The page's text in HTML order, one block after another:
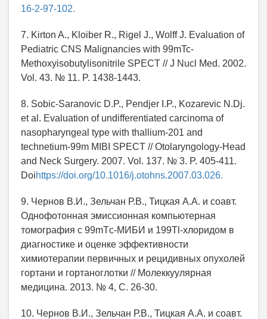
16-2-97-102.
7. Kirton A., Kloiber R., Rigel J., Wolff J. Evaluation of
Pediatric CNS Malignancies with 99mTc-
Methoxyisobutylisonitrile SPECT // J Nucl Med. 2002.
Vol. 43. № 11. P. 1438-1443.
8. Sobic-Saranovic D.P., Pendjer I.P., Kozarevic N.Dj.
et al. Evaluation of undifferentiated carcinoma of
nasopharyngeal type with thallium-201 and
technetium-99m MIBI SPECT // Otolaryngology-Head
and Neck Surgery. 2007. Vol. 137. № 3. P. 405-411.
Doihttps://doi.org/10.1016/j.otohns.2007.03.026.
9. Чернов В.И., Зельчан Р.В., Тицкая А.А. и соавт.
Однофотонная эмиссионная компьютерная
томография с 99mTс-МИБИ и 199Tl-хлоридом в
диагностике и оценке эффективности
химиотерапии первичных и рецидивных опухолей
гортани и гортаноглотки // Молеккуулярная
медицина. 2013. № 4, С. 26-30.
10. Чернов В.И., Зельчан Р.В., Тицкая А.А. и соавт.